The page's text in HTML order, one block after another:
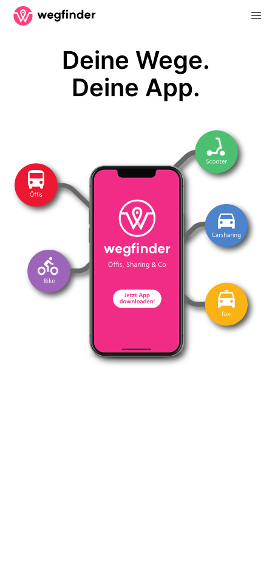
Deine Wege.
Deine App.